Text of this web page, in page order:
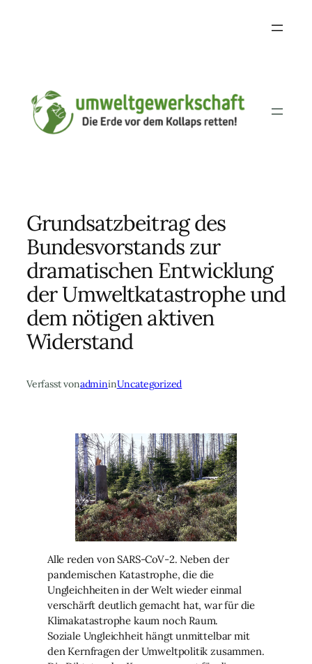
Grundsatzbeitrag des
Bundesvorstands zur
dramatischen Entwicklung
der Umweltkatastrophe und
dem nötigen aktiven
Widerstand
Verfasst vonadmininUncategorized
Alle reden von SARS-CoV-2. Neben der
pandemischen Katastrophe, die die
Ungleichheiten in der Welt wieder einmal
verschärft deutlich gemacht hat, war für die
Klimakatastrophe kaum noch Raum.
Soziale Ungleichheit hängt unmittelbar mit
den Kernfragen der Umweltpolitik zusammen.